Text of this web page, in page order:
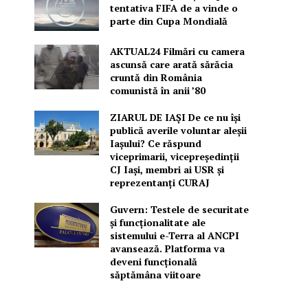
tentativa FIFA de a vinde o
parte din Cupa Mondială
AKTUAL24 Filmări cu camera
ascunsă care arată sărăcia
cruntă din România
comunistă în anii ’80
ZIARUL DE IAȘI De ce nu își
publică averile voluntar aleșii
Iașului? Ce răspund
viceprimarii, vicepreședinții
CJ Iași, membri ai USR și
reprezentanți CURAJ
Guvern: Testele de securitate
și funcționalitate ale
sistemului e-Terra al ANCPI
avansează. Platforma va
deveni funcțională
săptămâna viitoare